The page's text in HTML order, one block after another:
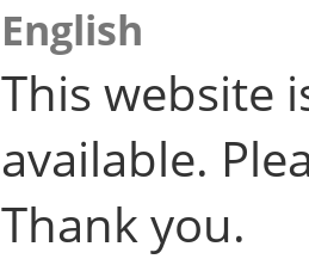
English
This website
available.
Thank you.